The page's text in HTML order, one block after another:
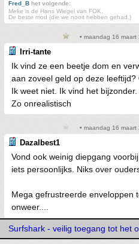
Fred_B het volgende:
Meke is de Hans Wiegel van FOK.
De beste mod (die we nooit hebben gehad.)
• maandag 16 maart
Irri-tante
Ik vind ze een beetje dom en
aan zoveel geld op deze
Ik weet niet. Ik vind het bijzonder.
Zo onrealistisch
• maandag 16 maart
Dazalbest1
Vond ook weinig diepgang
iets persoonlijks. Niks over
Mega gefrustreerde enveloppen
onweer....
Surfshark - veilig toegang tot het